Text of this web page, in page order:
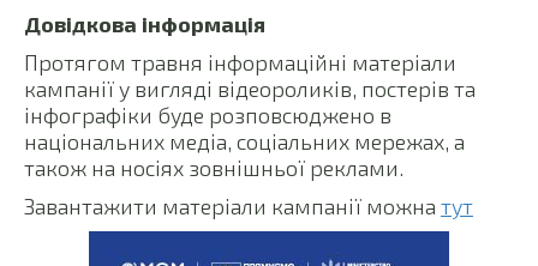
Довідкова інформація
Протягом травня інформаційні матеріали
кампанії у вигляді відеороликів, постерів та
інфографіки буде розповсюджено в
національних медіа, соціальних мережах, а
також на носіях зовнішньої реклами.
Завантажити матеріали кампанії можна тут